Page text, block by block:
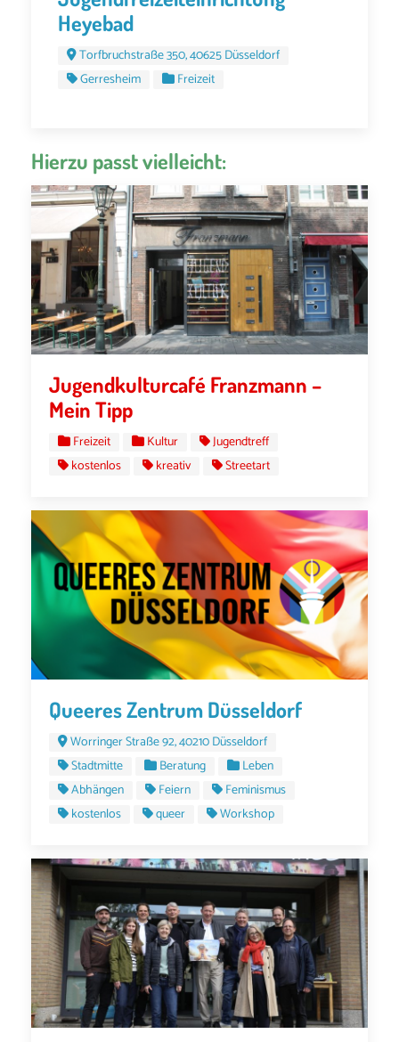
Heyebad
Torfbruchstraße 350, 40625 Düsseldorf
Gerresheim
Freizeit
Hierzu passt vielleicht:
Jugendkulturcafé Franzmann –
Mein Tipp
Freizeit Kultur
Jugendtreff
kostenlos
kreativ Streetart
Queeres Zentrum Düsseldorf
Worringer Straße 92, 40210 Düsseldorf
Stadtmitte
Beratung
Leben
Abhängen
Feiern
Feminismus
kostenlos
queer Workshop